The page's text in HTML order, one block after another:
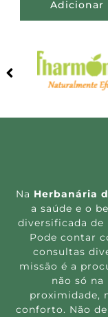
Adicionar
Na Herbanária
a saúde e o
diversificada de
Pode contar
consultas
missão é a
não só
proximidade,
conforto. Não